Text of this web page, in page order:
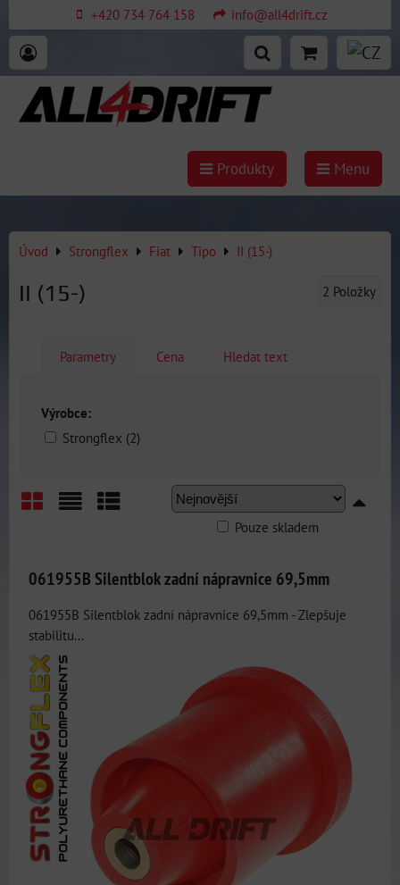
+420 734 764 158 info@all4drift.cz
Produkty Menu
Úvod Strongflex Fiat Tipo II (15-)
II (15-) 2 Položky
Parametry Cena Hledat text
Výrobce:
Strongflex (2)
Pouze skladem
061955B Silentblok zadní nápravnice 69,5mm
061955B Silentblok zadní nápravnice 69,5mm - Zlepšuje
stabilitu...